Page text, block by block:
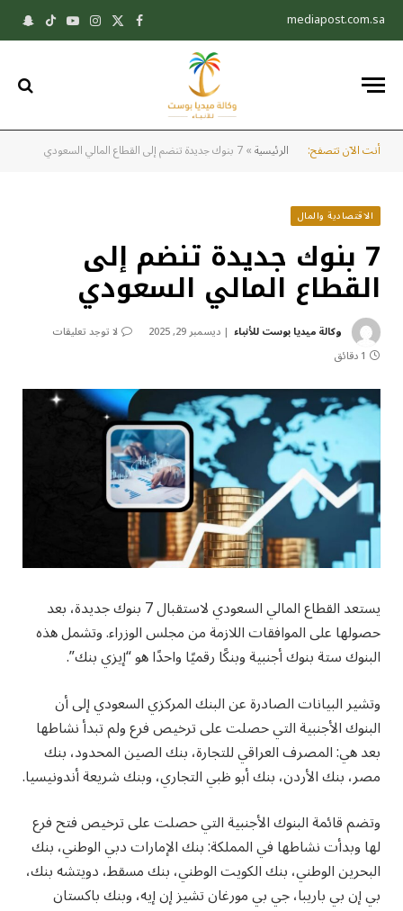
mediapost.com.sa فيسبوك
X
(Twitter)
الانستغرام
يوتيوبتيكتوك
أنت الآن تتصفح: الرئيسية»7 بنوك جديدة تنضم إلى القطاع المالي السعودي
الاقتصادية والمال
7 بنوك جديدة تنضم إلى
القطاع المالي السعودي
وكالة ميديا بوست للأنباء ديسمبر 29, 2025
لا توجد تعليقات
1 دقائق
يستعد القطاع المالي السعودي لاستقبال 7 بنوك جديدة، بعد
حصولها على الموافقات اللازمة من مجلس الوزراء. وتشمل هذه
البنوك ستة بنوك أجنبية وبنكًا رقميًا واحدًا هو “إيزي بنك”.
وتشير البيانات الصادرة عن البنك المركزي السعودي إلى أن
البنوك الأجنبية التي حصلت على ترخيص فرع ولم تبدأ نشاطها
بعد هي: المصرف العراقي للتجارة، بنك الصين المحدود، بنك
مصر، بنك الأردن، بنك أبو ظبي التجاري، وبنك شريعة أندونيسيا.
وتضم قائمة البنوك الأجنبية التي حصلت على ترخيص فتح فرع
لها وبدأت نشاطها في المملكة: بنك الإمارات دبي الوطني، بنك
البحرين الوطني، بنك الكويت الوطني، بنك مسقط، دويتشه بنك،
بي إن بي باريبا، جي بي مورغان تشيز إن إيه، وبنك باكستان